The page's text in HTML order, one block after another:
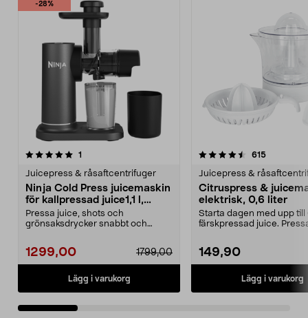
-28%
1
Juicepress & råsaftcentrifuger
Ninja Cold Press juicemaskin
för kallpressad juice1,1 l,
JC151EU
Pressa juice, shots och
grönsaksdrycker snabbt och
1299,00 1799,00
Lägg i varukorg
4.5 av 5 stjärnor 615
Juicepress &
Citruspress &
elektrisk, 0,6 liter
Starta dagen med upp till
färskpressad juice.
149,90
Lägg i varukorg
4.5 av 5 stjärnor